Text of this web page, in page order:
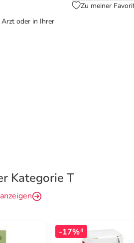
Zu meiner
oder in Ihrer
Kategorie T
-17%4